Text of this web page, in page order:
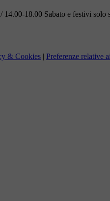
14.00-18.00 Sabato e festivi solo
& Cookies | Preferenze relative